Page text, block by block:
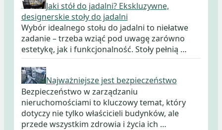
Jaki stół do jadalni? Ekskluzywne,
designerskie stoły do jadalni
Wybór idealnego stołu do jadalni to niełatwe
zadanie – trzeba wziąć pod uwagę zarówno
estetykę, jak i funkcjonalność. Stoły pełnią …
Najważniejsze jest bezpieczeństwo
Bezpieczeństwo w zarządzaniu
nieruchomościami to kluczowy temat, który
dotyczy nie tylko właścicieli budynków, ale
przede wszystkim zdrowia i życia ich …